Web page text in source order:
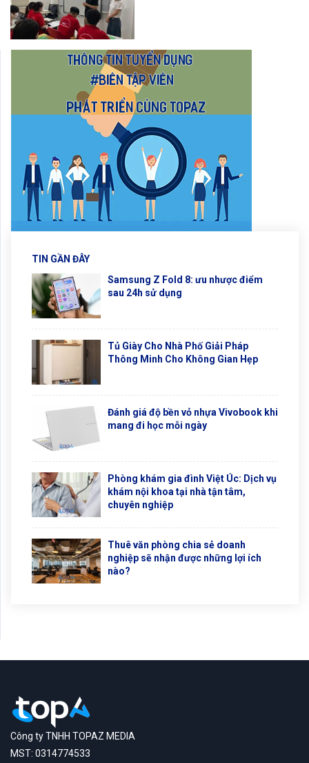
TIN GẦN ĐÂY
Samsung Z Fold 8: ưu nhược điểm
sau 24h sử dụng
Tủ Giày Cho Nhà Phố Giải Pháp
Thông Minh Cho Không Gian Hẹp
Đánh giá độ bền vỏ nhựa Vivobook khi
mang đi học mỗi ngày
Phòng khám gia đình Việt Úc: Dịch vụ
khám nội khoa tại nhà tận tâm,
chuyên nghiệp
Thuê văn phòng chia sẻ doanh
nghiệp sẽ nhận được những lợi ích
nào?
Công ty TNHH TOPAZ MEDIA
MST: 0314774533